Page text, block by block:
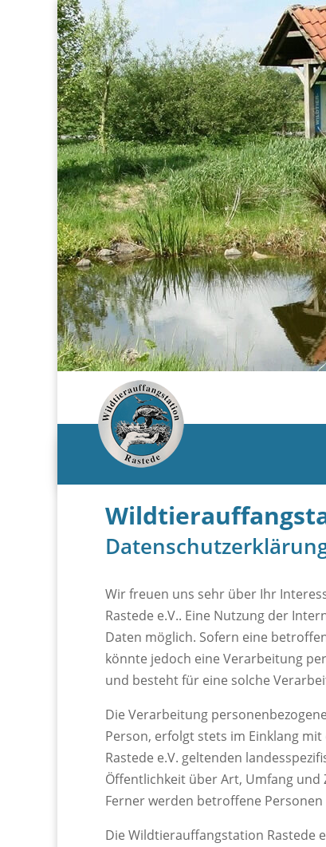
Wir freuen uns sehr über Ihr
Rastede e.V.. Eine Nutzung der
Daten möglich. Sofern eine
könnte jedoch eine Verarbeitung
und besteht für eine solche
Die Verarbeitung
Person, erfolgt stets im Einklang
Rastede e.V. geltenden
Öffentlichkeit über Art, Umfang
Ferner werden betroffene
Die Wildtierauffangstation Rastede